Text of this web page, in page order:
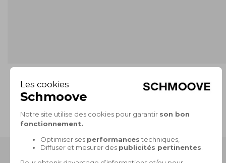
CB, 3X sans frais, Paypal